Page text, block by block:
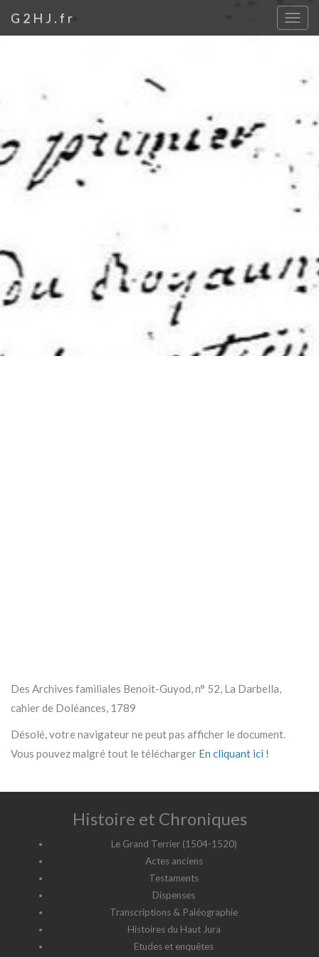
G2HJ.fr
Des Archives familiales Benoit-Guyod, n° 52, La Darbella,
cahier de Doléances, 1789
Désolé, votre navigateur ne peut pas afficher le document.
Vous pouvez malgré tout le télécharger En cliquant ici !
Histoire et Chroniques
Le Grand Terrier (1504-1520)
Actes anciens
Testaments
Dispenses
Transcriptions & Paléographie
Histoires du Haut Jura
Etudes et enquêtes